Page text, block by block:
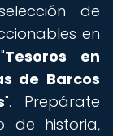
de
en
Tesoros en
de Barcos
". Prepárate
de historia,